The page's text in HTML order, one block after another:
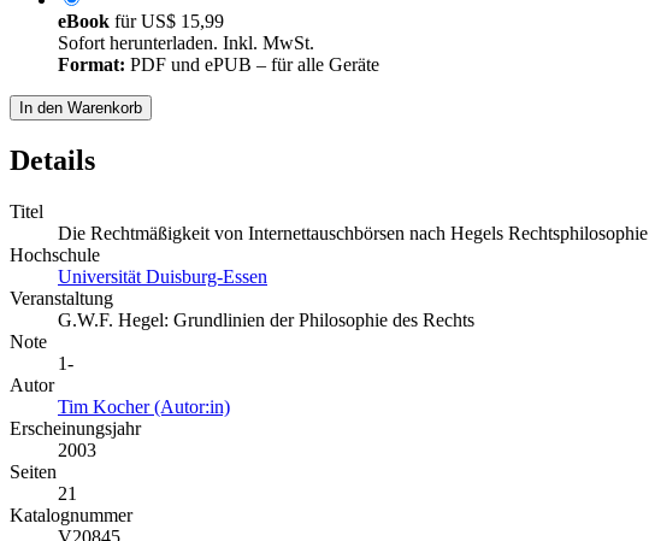
eBook fürUS$ 15,99
Sofort herunterladen. Inkl. MwSt.
Format: PDF und ePUB – für alle Geräte
In den Warenkorb
Details
Titel
Die Rechtmäßigkeit von Internettauschbörsen nach Hegels Rechtsphilosophie
Hochschule
Universität Duisburg-Essen
Veranstaltung
G.W.F. Hegel: Grundlinien der Philosophie des Rechts
Note
1-
Autor
Tim Kocher (Autor:in)
Erscheinungsjahr
2003
Seiten
21
Katalognummer